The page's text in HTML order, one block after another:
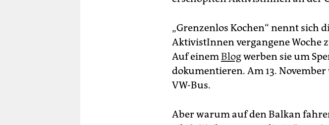
„Grenzenlos Kochen“ nennt sich
AktivistInnen vergangene Woche
Auf einemBlogwerben sie um
dokumentieren. Am 13.
VW-Bus.
Aber warum auf den Balkan